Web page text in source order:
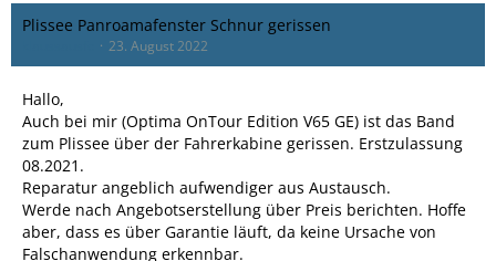
Plissee Panroamafenster Schnur gerissen
23. August 2022
Hallo,
Auch bei mir (Optima OnTour Edition V65 GE) ist das Band
zum Plissee über der Fahrerkabine gerissen. Erstzulassung
08.2021.
Reparatur angeblich aufwendiger aus Austausch.
Werde nach Angebotserstellung über Preis berichten. Hoffe
aber, dass es über Garantie läuft, da keine Ursache von
Falschanwendung erkennbar.